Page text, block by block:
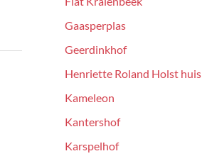
Gaasperplas
Geerdinkhof
Henriette Roland Holst huis
Kameleon
Kantershof
Karspelhof